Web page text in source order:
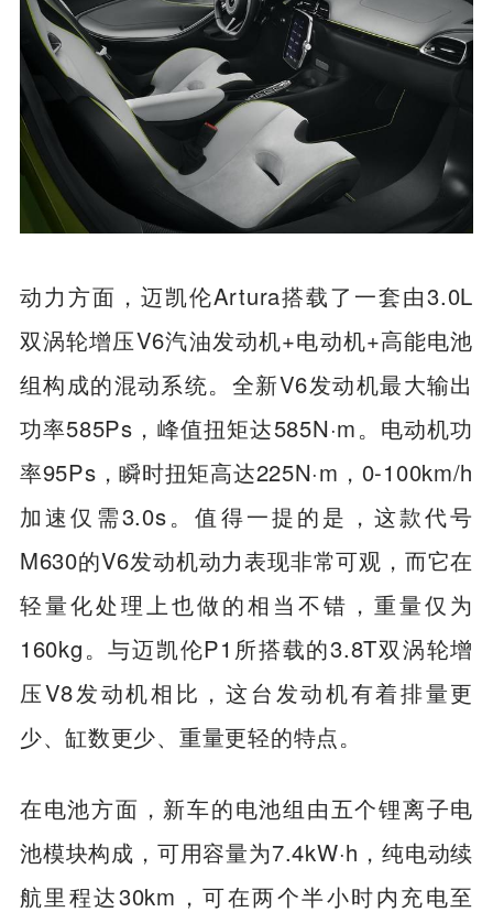
动力方面，迈凯伦Artura搭载了一套由3.0L
双涡轮增压V6汽油发动机+电动机+高能电池
组构成的混动系统。全新V6发动机最大输出
功率585Ps，峰值扭矩达585N·m。电动机功
率95Ps，瞬时扭矩高达225N·m，0-100km/h
加速仅需3.0s。值得一提的是，这款代号
M630的V6发动机动力表现非常可观，而它在
轻量化处理上也做的相当不错，重量仅为
160kg。与迈凯伦P1所搭载的3.8T双涡轮增
压V8发动机相比，这台发动机有着排量更
少、缸数更少、重量更轻的特点。
在电池方面，新车的电池组由五个锂离子电
池模块构成，可用容量为7.4kW·h，纯电动续
航里程达30km，可在两个半小时内充电至